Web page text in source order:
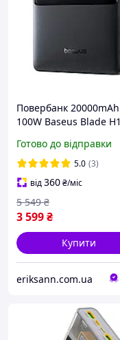
Повербанк 20000mAh
100W Baseus Blade H1
(P10021604123-00)
Готово до відправки
5.0 (3)
від360₴/міс
3 599₴
5 549 ₴
Купити
eriksann.com.ua